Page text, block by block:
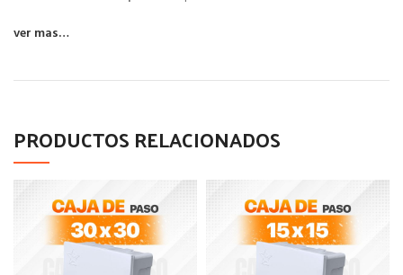
ver mas…
PRODUCTOS RELACIONADOS